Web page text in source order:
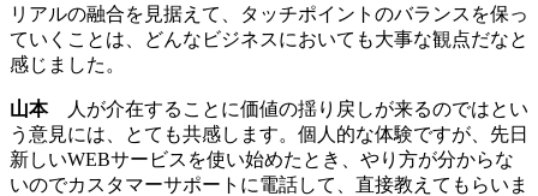
リアルの融合を見据えて、タッチポイントのバランスを保っ
ていくことは、どんなビジネスにおいても大事な観点だなと
感じました。
山本人が介在することに価値の揺り戻しが来るのではとい
う意見には、とても共感します。個人的な体験ですが、先日
新しいWEBサービスを使い始めたとき、やり方が分からな
いのでカスタマーサポートに電話して、直接教えてもらいま